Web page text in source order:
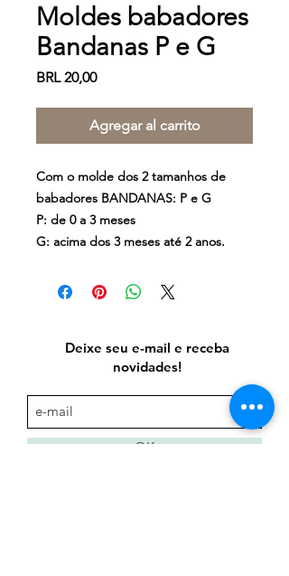
Moldes babadores
Bandanas P e G
BRL 20,00Precio
Agregar al carrito
Com o molde dos 2 tamanhos de
babadores BANDANAS: P e G
P: de 0 a 3 meses
G: acima dos 3 meses até 2 anos.
Deixe seu e-mail e receba
novidades!
OK